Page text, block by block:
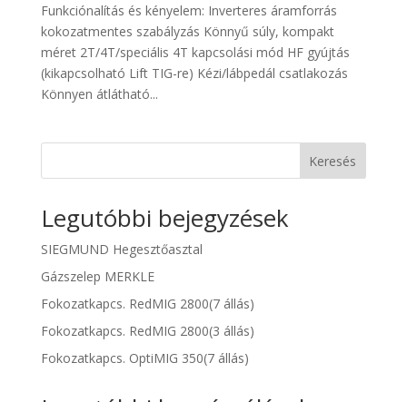
Funkciónalítás és kényelem: Inverteres áramforrás
kokozatmentes szabályzás Könnyű súly, kompakt
méret 2T/4T/speciális 4T kapcsolási mód HF gyújtás
(kikapcsolható Lift TIG-re) Kézi/lábpedál csatlakozás
Könnyen átlátható...
Keresés
Legutóbbi bejegyzések
SIEGMUND Hegesztőasztal
Gázszelep MERKLE
Fokozatkapcs. RedMIG 2800(7 állás)
Fokozatkapcs. RedMIG 2800(3 állás)
Fokozatkapcs. OptiMIG 350(7 állás)